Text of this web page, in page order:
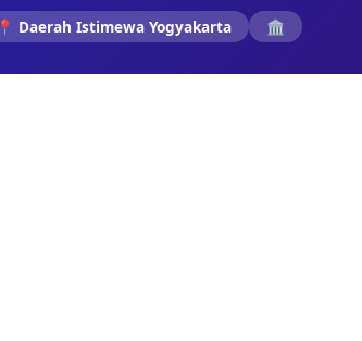
📍 Daerah Istimewa Yogyakarta 🏛️